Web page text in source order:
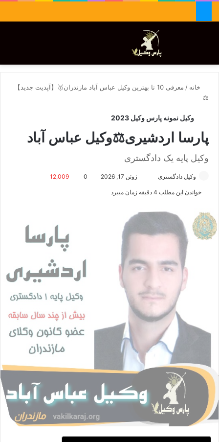
تغییر پوسته
خانه /
معرفی 10 تا بهترین وکیل عباس آباد مازندران🥇【آپدیت جدید】
⚖️
وکیل نمونه پارس وکیل 2023
پارسا اردشیری⚖️وکیل عباس آباد
وکیل پایه یک دادگستری
وکیل دادگستری
ا
ا
ژوئن 17, 2026 0
12,009
خواندن این مطلب 4 دقیقه زمان میبرد